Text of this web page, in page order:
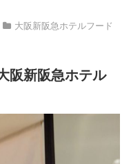
大阪新阪急ホテルフード
阪新阪急ホテル